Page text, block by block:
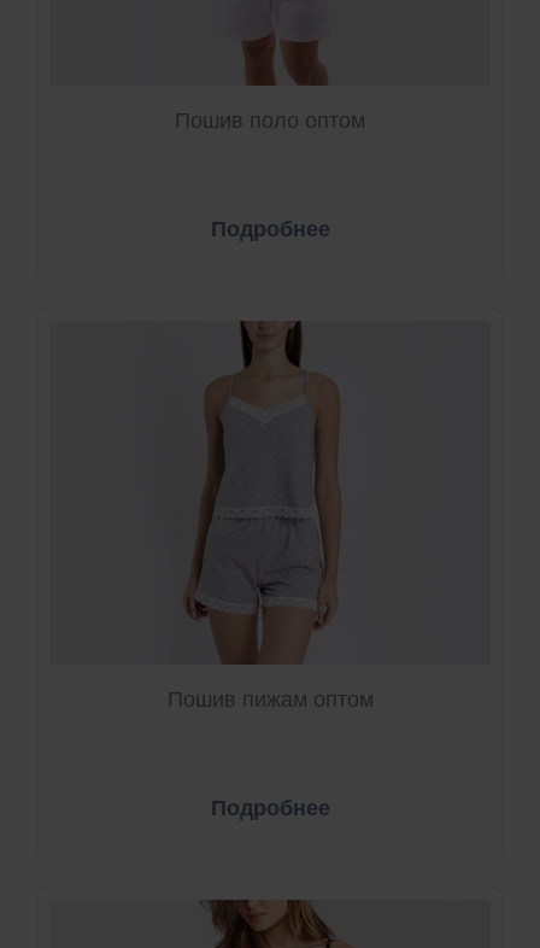
Пошив поло оптом
Подробнее
Пошив пижам оптом
Подробнее